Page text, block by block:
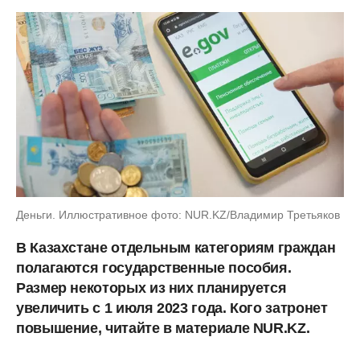
Деньги. Иллюстративное фото: NUR.KZ/Владимир Третьяков
В Казахстане отдельным категориям граждан
полагаются государственные пособия.
Размер некоторых из них планируется
увеличить с 1 июля 2023 года. Кого затронет
повышение, читайте в материале NUR.KZ.